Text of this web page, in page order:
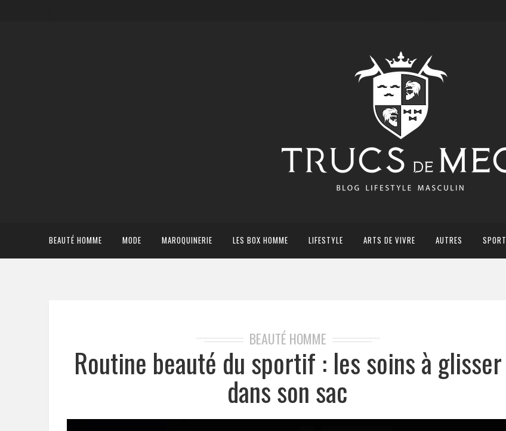
BEAUTÉ HOMME MODE MAROQUINERIE LES BOX HOMME LIFESTYLE ARTS DE VIVRE AUTRES SPORT
BEAUTÉ HOMME
Routine beauté du sportif : les soins à glisser
dans son sac